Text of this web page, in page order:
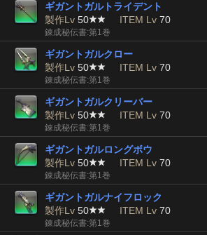
ギガントガルトライデント
製作Lv 50 ITEM Lv 70
錬成秘伝書:第1巻
ギガントガルクロー
製作Lv 50 ITEM Lv 70
錬成秘伝書:第1巻
ギガントガルクリーバー
製作Lv 50 ITEM Lv 70
錬成秘伝書:第1巻
ギガントガルロングボウ
製作Lv 50 ITEM Lv 70
錬成秘伝書:第1巻
ギガントガルナイフロック
製作Lv 50 ITEM Lv 70
錬成秘伝書:第1巻